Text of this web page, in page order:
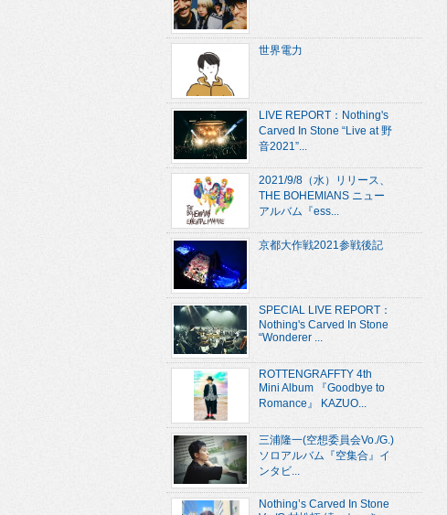
世界電力
LIVE REPORT：Nothing's
Carved In Stone “Live at 野
音2021”...
2021/9/8（水）リリース、
THE BOHEMIANS ニュー
アルバム『ess...
京都大作戦2021参戦後記
SPECIAL LIVE REPORT：
Nothing's Carved In Stone
“Wonderer ...
ROTTENGRAFFTY 4th
Mini Album 『Goodbye to
Romance』 KAZUO...
三浦隆一(空想委員会Vo./G.)
ソロアルバム『空集合』イ
ンタビ...
Nothing’s Carved In Stone